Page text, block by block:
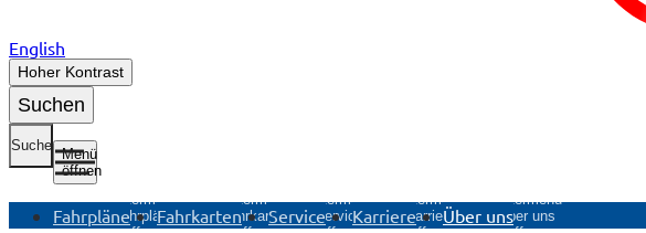
English
Hoher Kontrast
Suchen
Suche
Menü
öffnen
Fahrpläne
Untermenü
FahrpläneFahrkarten
Untermenü
FahrkartenService
Untermenü
ServiceKarriere
Untermenü
KarriereÜber uns
Untermenü
Über uns